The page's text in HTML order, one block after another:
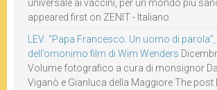
universale ai vaccini, per un mondo più
appeared first on ZENIT - Italiano.
LEV: “Papa Francesco. Un uomo di
dell’omonimo film di Wim Wenders
Volume fotografico a cura di monsignor
Viganò e Gianluca della Maggiore The post